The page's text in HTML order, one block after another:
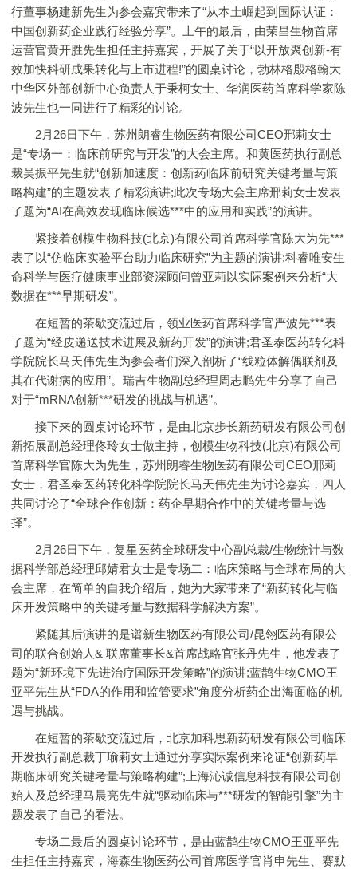
行董事杨建新先生为参会嘉宾带来了“从本土崛起到国际认证：
中国创新药企业践行经验分享”。上午的最后，由荣昌生物首席
运营官黄开胜先生担任主持嘉宾，开展了关于“以开放聚创新-有
效加快科研成果转化与上市进程!”的圆桌讨论，勃林格殷格翰大
中华区外部创新中心负责人于秉柯女士、华润医药首席科学家陈
波先生也一同进行了精彩的讨论。
2月26日下午，苏州朗睿生物医药有限公司CEO邢莉女士
是“专场一：临床前研究与开发”的大会主席。和黄医药执行副总
裁吴振平先生就“创新加速度：创新药临床前研究关键考量与策
略构建”的主题发表了精彩演讲;此次专场大会主席邢莉女士发表
了题为“AI在高效发现临床候选***中的应用和实践”的演讲。
紧接着创模生物科技(北京)有限公司首席科学官陈大为先***
表了以“仿临床实验平台助力临床研究”为主题的演讲;科睿唯安生
命科学与医疗健康事业部资深顾问曾亚莉以实际案例来分析“大
数据在***早期研发”。
在短暂的茶歇交流过后，领业医药首席科学官严波先***表
了题为“经皮递送技术进展及新药开发”的演讲;君圣泰医药转化科
学院院长马天伟先生为参会者们深入剖析了“线粒体解偶联剂及
其在代谢病的应用”。瑞吉生物副总经理周志鹏先生分享了自己
对于“mRNA创新***研发的挑战与机遇”。
接下来的圆桌讨论环节，是由北京步长新药研发有限公司创
新拓展副总经理佟玲女士做主持，创模生物科技(北京)有限公司
首席科学官陈大为先生，苏州朗睿生物医药有限公司CEO邢莉
女士，君圣泰医药转化科学院院长马天伟先生为讨论嘉宾，四人
共同讨论了“全球合作创新：药企早期合作中的关键考量与选
择”。
2月26日下午，复星医药全球研发中心副总裁/生物统计与数
据科学部总经理邱婧君女士是专场二：临床策略与全球布局的大
会主席，在简单的自我介绍后，她为大家带来了“新药转化与临
床开发策略中的关键考量与数据科学解决方案”。
紧随其后演讲的是谱新生物医药有限公司/昆翎医药有限公
司的联合创始人& 联席董事长&首席战略官张丹先生，他发表了
题为“新环境下先进治疗国际开发策略”的演讲;蓝鹊生物CMO王
亚平先生从“FDA的作用和监管要求”角度分析药企出海面临的机
遇与挑战。
在短暂的茶歇交流过后，北京加科思新药研发有限公司临床
开发执行副总裁丁瑜莉女士通过分享实际案例来论证“创新药早
期临床研究关键考量与策略构建”;上海沁诚信息科技有限公司创
始人及总经理马晨亮先生就“驱动临床与***研发的智能引擎”为主
题发表了自己的看法。
专场二最后的圆桌讨论环节，是由蓝鹊生物CMO王亚平先
生担任主持嘉宾，海森生物医药公司首席医学官肖申先生、赛默